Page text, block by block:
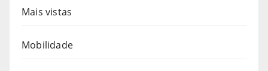
Mais vistas
Mobilidade